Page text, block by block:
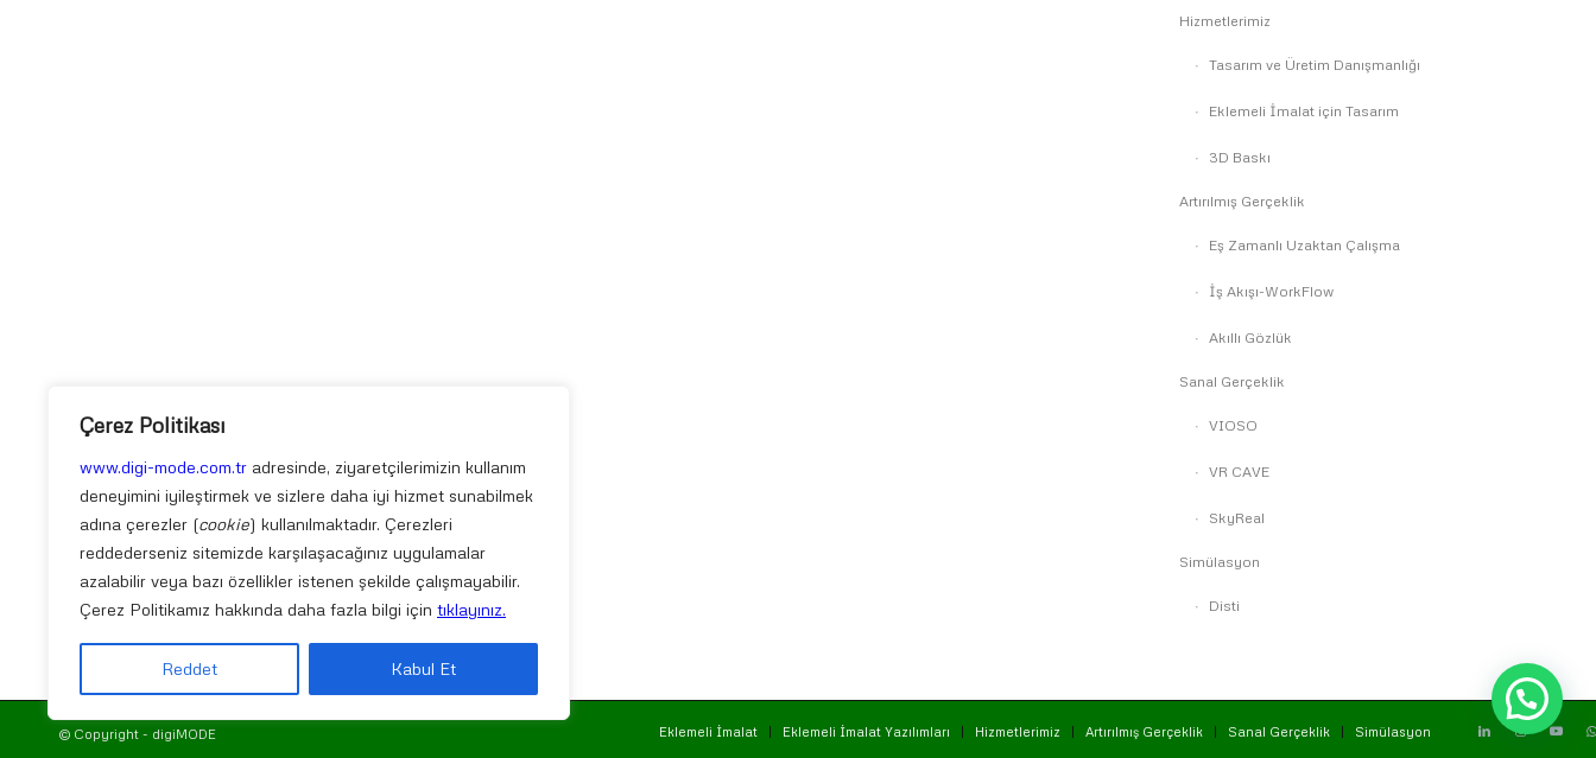
Çerez Politikası
www.digi-mode.com.tr adresinde, ziyaretçilerimizin kullanım
deneyimini iyileştirmek ve sizlere daha iyi hizmet sunabilmek
adına çerezler (cookie) kullanılmaktadır. Çerezleri
reddederseniz sitemizde karşılaşacağınız uygulamalar
azalabilir veya bazı özellikler istenen şekilde çalışmayabilir.
Çerez Politikamız hakkında daha fazla bilgi için tıklayınız.
Reddet Kabul Et
Hizmetlerimiz
Tasarım ve Üretim Danışmanlığı
Eklemeli İmalat için Tasarım
3D Baskı
Artırılmış Gerçeklik
Eş Zamanlı Uzaktan Çalışma
İş Akışı-WorkFlow
Akıllı Gözlük
Sanal Gerçeklik
VIOSO
VR CAVE
SkyReal
Simülasyon
Disti
© Copyright - digiMODE Eklemeli İmalat Eklemeli İmalat Yazılımları Hizmetlerimiz Artırılmış Gerçeklik Sanal Gerçeklik Simülasyon